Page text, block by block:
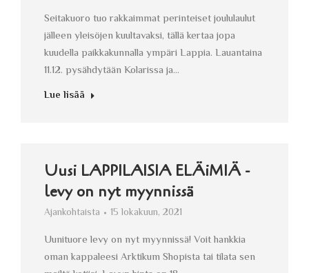
Seitakuoro tuo rakkaimmat perinteiset joululaulut
jälleen yleisöjen kuultavaksi, tällä kertaa jopa
kuudella paikkakunnalla ympäri Lappia. Lauantaina
11.12. pysähdytään Kolarissa ja…
Lue lisää
Uusi LAPPILAISIA ELÄiMIÄ -
levy on nyt myynnissä
Ajankohtaista 15 lokakuun, 2021
Uunituore levy on nyt myynnissä! Voit hankkia
oman kappaleesi Arktikum Shopista tai tilata sen